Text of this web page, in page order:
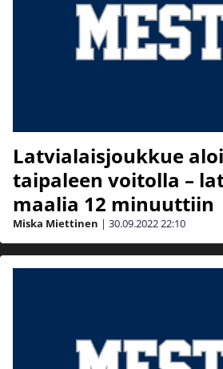
Latvialaisjoukkue
taipaleen voitolla –
maalia 12 minuuttiin
Miska Miettinen | 30.09.202222:10